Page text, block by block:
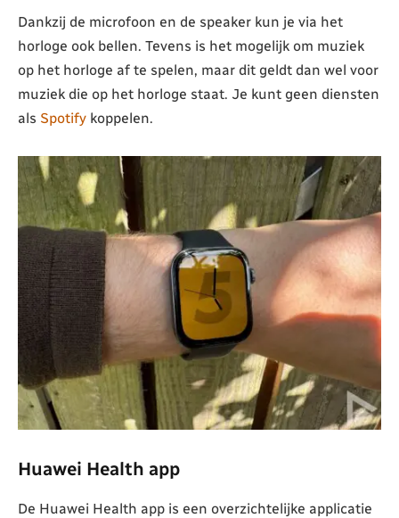
Dankzij de microfoon en de speaker kun je via het
horloge ook bellen. Tevens is het mogelijk om muziek
op het horloge af te spelen, maar dit geldt dan wel voor
muziek die op het horloge staat. Je kunt geen diensten
als Spotify koppelen.
Huawei Health app
De Huawei Health app is een overzichtelijke applicatie